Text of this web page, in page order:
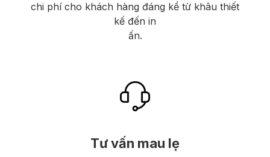
chi phí cho khách hàng đáng kể từ khâu thiết
kế đến in
ấn.
Tư vấn mau lẹ